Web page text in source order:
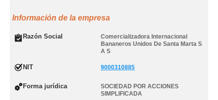
Información de la empresa
Razón Social
Comercializadora Internacional
Bananeros Unidos De Santa Marta S
A S
NIT 9000310885
Forma jurídica
SOCIEDAD POR ACCIONES
SIMPLIFICADA